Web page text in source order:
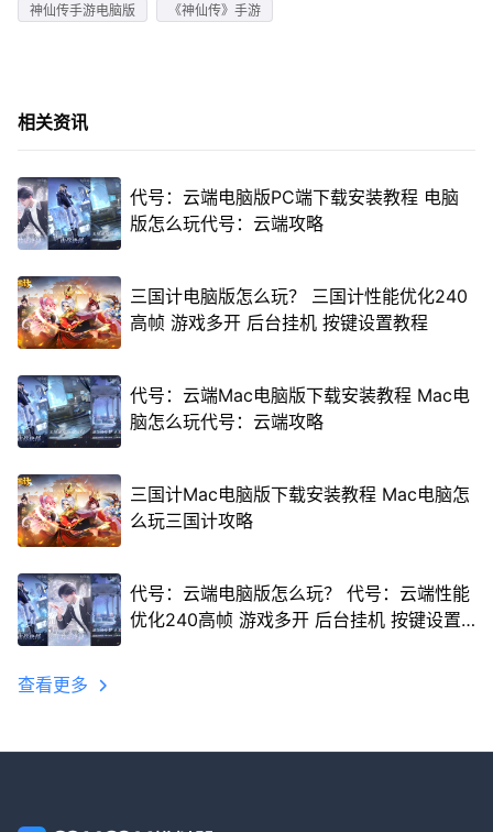
神仙传手游电脑版
《神仙传》手游
相关资讯
代号：云端电脑版PC端下载安装教程 电脑
版怎么玩代号：云端攻略
三国计电脑版怎么玩？ 三国计性能优化240
高帧 游戏多开 后台挂机 按键设置教程
代号：云端Mac电脑版下载安装教程 Mac电
脑怎么玩代号：云端攻略
三国计Mac电脑版下载安装教程 Mac电脑怎
么玩三国计攻略
代号：云端电脑版怎么玩？ 代号：云端性能
优化240高帧 游戏多开 后台挂机 按键设置
查看更多